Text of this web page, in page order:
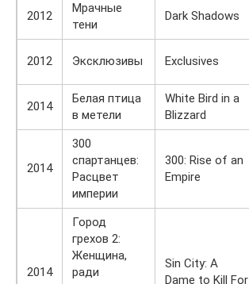
2012
Мрачные
тени
Dark Shadows
2012 Эксклюзивы Exclusives
2014
Белая птица
в метели
White Bird in a
Blizzard
2014
300
спартанцев:
Расцвет
империи
300: Rise of an
Empire
2014
Город
грехов 2:
Женщина,
ради
Sin City: A
Dame to Kill For